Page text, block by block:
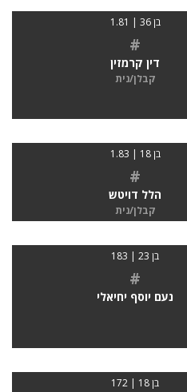
בן 36 | 1.81
#
דין קרמזין
קבלן/נית
בן 18 | 1.83
#
הלל דויטש
קבלן/נית
בן 23 | 183
#
נעם יוסף יחיאלי
בן 18 | 172